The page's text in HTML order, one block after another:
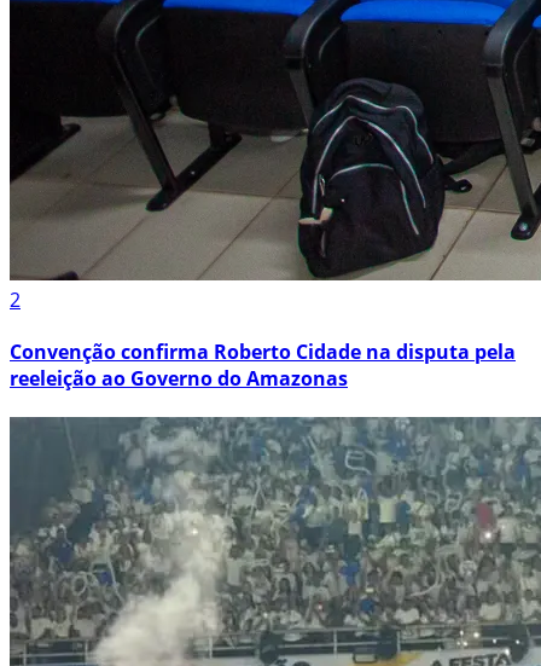
2
Convenção confirma Roberto Cidade na disputa pela
reeleição ao Governo do Amazonas